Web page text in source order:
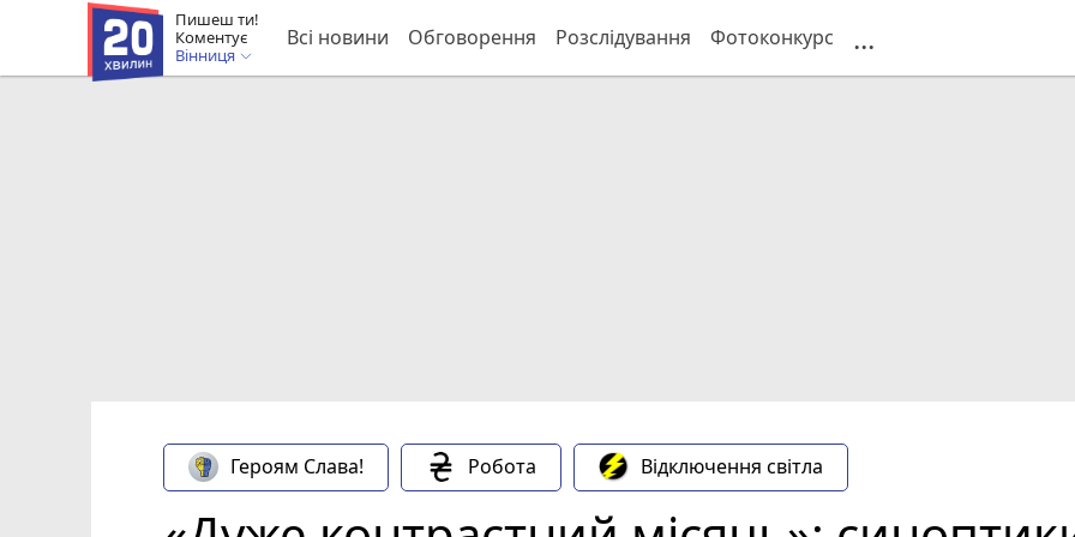
Пишеш ти!
Коментує
Вінниця
Всі новини Обговорення Розслідування Фотоконкурс ...
Героям Слава! Робота Відключення світла